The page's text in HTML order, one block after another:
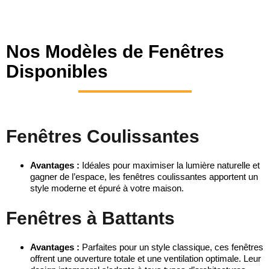
Nos Modèles de Fenêtres
Disponibles
Fenêtres Coulissantes
Avantages : Idéales pour maximiser la lumière naturelle et
gagner de l’espace, les fenêtres coulissantes apportent un
style moderne et épuré à votre maison.
Fenêtres à Battants
Avantages : Parfaites pour un style classique, ces fenêtres
offrent une ouverture totale et une ventilation optimale. Leur